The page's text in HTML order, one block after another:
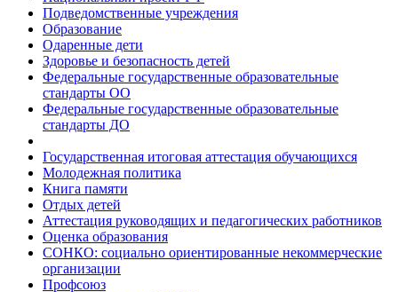
Подведомственные учреждения
Образование
Одаренные дети
Здоровье и безопасность детей
Федеральные государственные образовательные
стандарты ОО
Федеральные государственные образовательные
стандарты ДО
Государственная итоговая аттестация обучающихся
Молодежная политика
Книга памяти
Отдых детей
Аттестация руководящих и педагогических работников
Оценка образования
СОНКО: социально ориентированные некоммерческие
организации
Профсоюз